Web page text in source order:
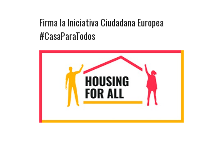
Firma la Iniciativa Ciudadana Europea
#CasaParaTodos